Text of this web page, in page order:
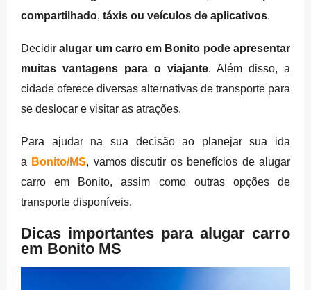
compartilhado, táxis ou veículos de aplicativos.
Decidiralugar um carro em Bonito pode apresentar
muitas vantagens para o viajante. Além disso, a
cidade oferece diversas alternativas de transporte para
se deslocar e visitar as atrações.
Para ajudar na sua decisão ao planejar sua ida
a Bonito/MS, vamos discutir os benefícios de alugar
carro em Bonito, assim como outras opções de
transporte disponíveis.
Dicas importantes para alugar carro
em Bonito MS